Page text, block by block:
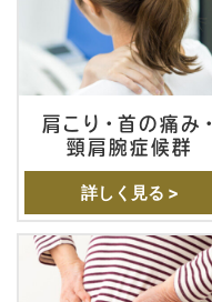
肩こり・首の痛み・
頸肩腕症候群
詳しく見る >